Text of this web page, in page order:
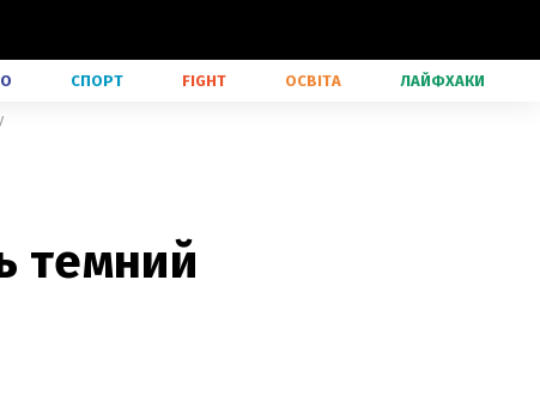
СПОРТ FIGHT ОСВІТА ЛАЙФХАКИ
темний